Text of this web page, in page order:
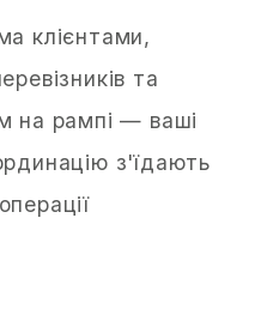
клієнтами,
та
на рампі — ваші
з'їдають